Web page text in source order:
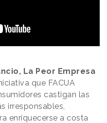
La Peor Empresa
que FACUA
castigan las
irresponsables,
enriquecerse a costa